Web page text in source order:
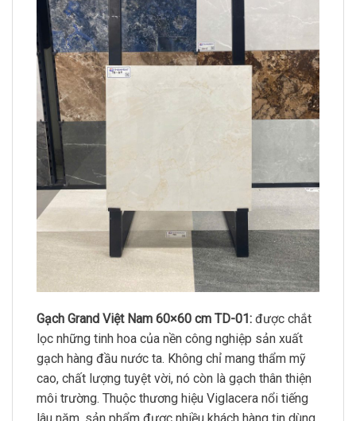
Gạch Grand Việt Nam 60×60 cm TD-01: được chắt
lọc những tinh hoa của nền công nghiệp sản xuất
gạch hàng đầu nước ta. Không chỉ mang thẩm mỹ
cao, chất lượng tuyệt vời, nó còn là gạch thân thiện
môi trường. Thuộc thương hiệu Viglacera nổi tiếng